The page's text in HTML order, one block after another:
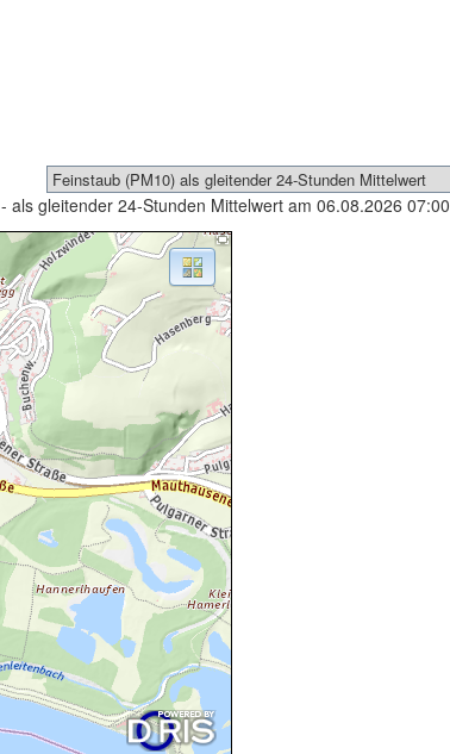
- als gleitender 24-Stunden Mittelwert am 06.08.2026 07:00